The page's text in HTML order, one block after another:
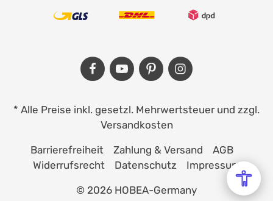
* Alle Preise inkl. gesetzl. Mehrwertsteuer und zzgl.
Versandkosten
© 2026 HOBEA-Germany
Barrierefreiheit Zahlung & Versand
AGB
Widerrufsrecht
Datenschutz Impressum